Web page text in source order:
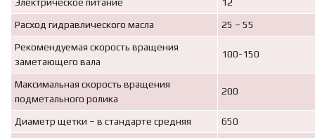
Расход гидравлического масла
25 – 55
Рекомендуемая скорость вращения
заметающего вала
100-150
Максимальная скорость вращения
подметального ролика
200
Диаметр щетки – в стандарте средняя 650